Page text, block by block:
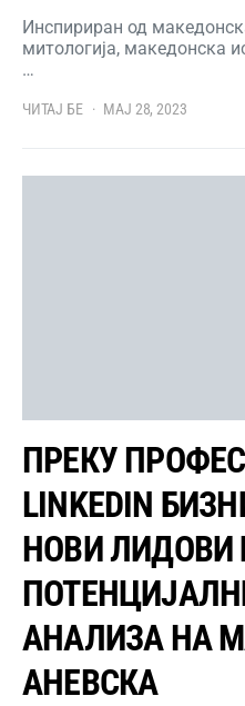
Инспириран од
митологија, македонска
…
ЧИТАЈ БЕ МАЈ 28, 2023
ПРЕКУ
LINKEDIN
НОВИ ЛИДОВИ
АНАЛИЗА НА
АНЕВСКА